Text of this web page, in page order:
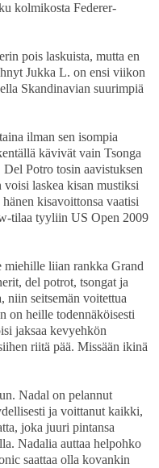
kolmikosta Federer-
pois laskuista, mutta en
Jukka L. on ensi viikon
Skandinavian suurimpiä
ilman sen isompia
kävivät vain Tsonga
Potro tosin aavistuksen
laskea kisan mustiksi
kisavoittonsa vaatisi
tilaa tyyliin US Open 2009
miehille liian rankka Grand
del potrot, tsongat ja
niin seitsemän voitettua
on heille todennäköisesti
jaksaa kevyehkön
riitä pää. Missään ikinä
Nadal on pelannut
ja voittanut kaikki,
joka juuri pintansa
Nadalia auttaa helpohko
saattaa olla kovankin